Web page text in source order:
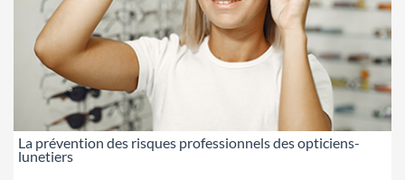
La prévention des risques professionnels des opticiens-
lunetiers